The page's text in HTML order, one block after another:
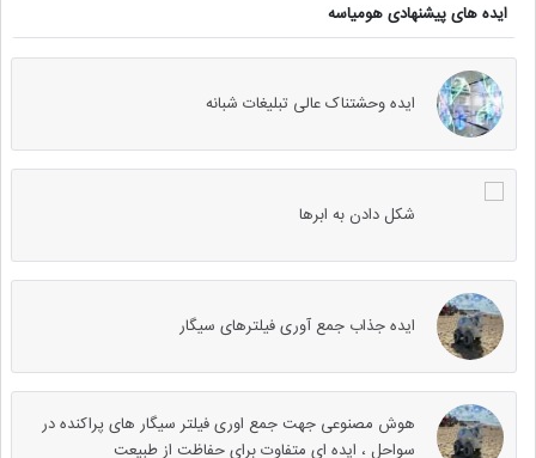
ایده های پیشنهادی هومیاسه
ایده وحشتناک عالی تبلیغات شبانه
شکل دادن به ابرها
ایده جذاب جمع آوری فیلترهای سیگار
هوش مصنوعی جهت جمع اوری فیلتر سیگار های پراکنده در
سواحل ، ایده ای متفاوت برای حفاظت از طبیعت